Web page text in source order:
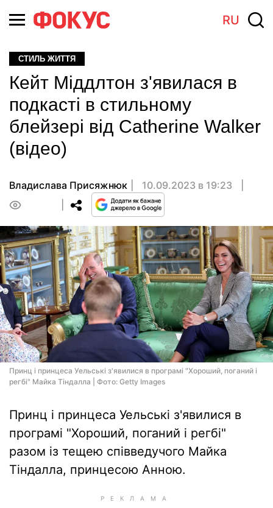
RU
СТИЛЬ ЖИТТЯ
Кейт Міддлтон з'явилася в
подкасті в стильному
блейзері від Catherine Walker
(відео)
Владислава Присяжнюк
10.09.2023 в 19:23
Принц і принцеса Уельські з'явилися в програмі "Хороший, поганий і
регбі" Майка Тіндалла | Фото: Getty Images
Принц і принцеса Уельські з'явилися в
програмі "Хороший, поганий і регбі"
разом із тещею співведучого Майка
Тіндалла, принцесою Анною.